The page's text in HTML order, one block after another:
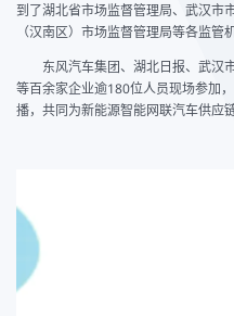
到了湖北省市场监督管理局、武汉市
（汉南区）市场监督管理局等各监管
东风汽车集团、湖北日报、武汉
等百余家企业逾180位人员现场参加
播，共同为新能源智能网联汽车供应